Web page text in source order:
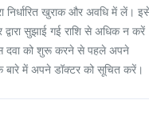
निर्धारित खुराक और अवधि में लें।
सुझाई गई राशि से अधिक न
इस दवा को शुरू करने से पहले अपने
बारे में अपने डॉक्टर को सूचित करें।